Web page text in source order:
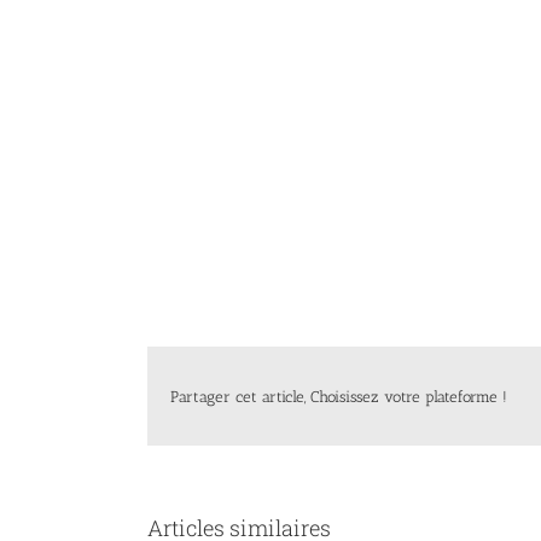
Partager cet article, Choisissez votre plateforme !
Articles similaires